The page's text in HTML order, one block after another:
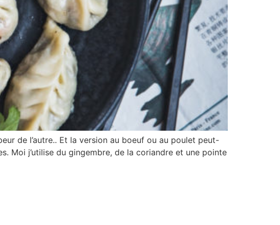
de l’autre.. Et la version au boeuf ou au poulet peut-
Moi j’utilise du gingembre, de la coriandre et une pointe